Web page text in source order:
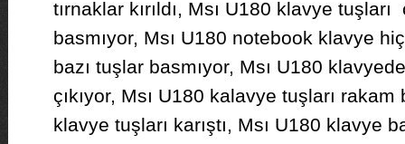
tırnaklar kırıldı, Msı U180 klavye tuşları
basmıyor, Msı U180 notebook klavye
bazı tuşlar basmıyor, Msı U180
çıkıyor, Msı U180 kalavye tuşları rakam
klavye tuşları karıştı, Msı U180 klavye